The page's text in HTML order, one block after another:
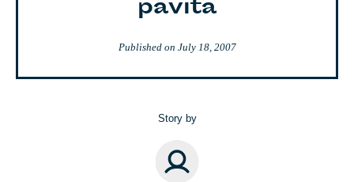
pavita
Published on July 18, 2007
Story by